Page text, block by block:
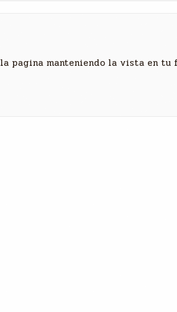
pagina manteniendo la vista en tu